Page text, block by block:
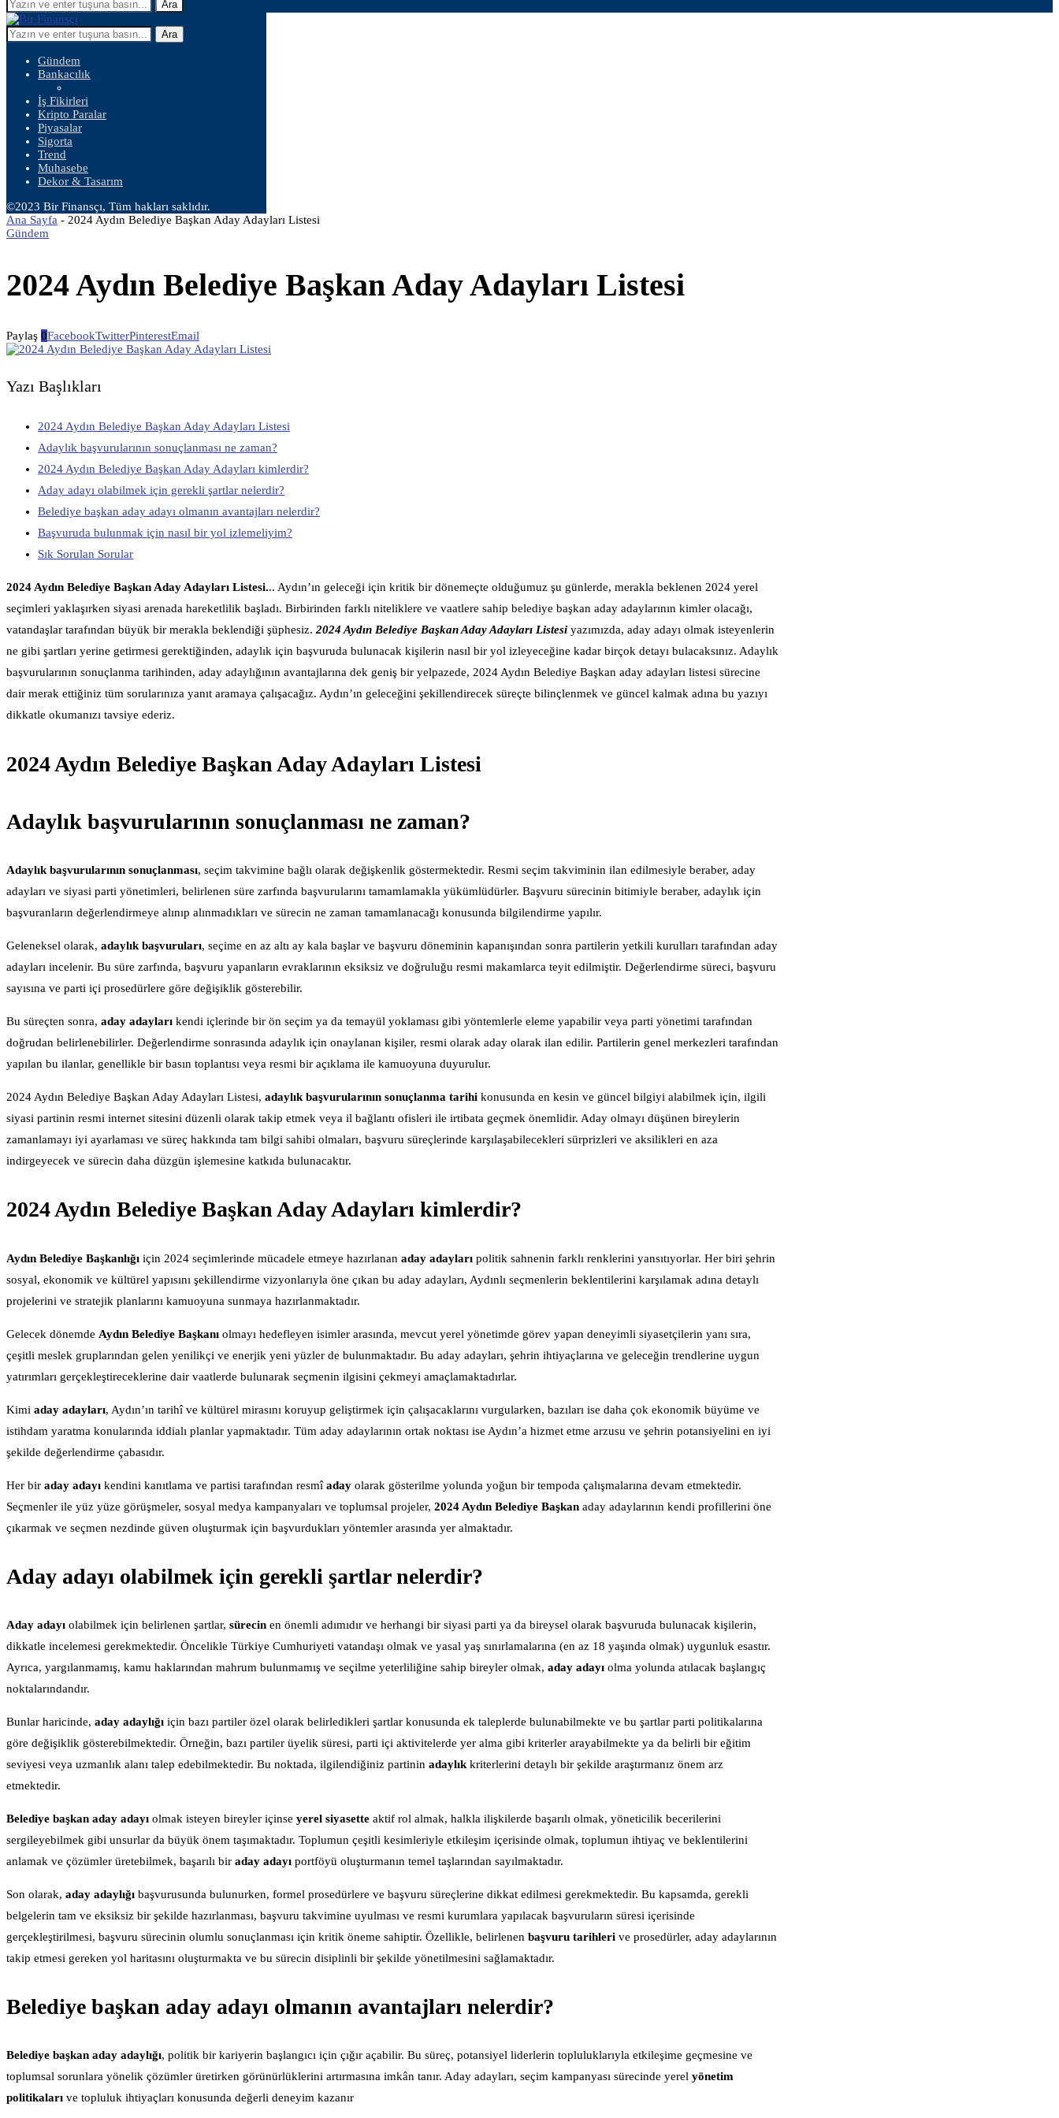
Ara
Ara
Gündem
Bankacılık
İş Fikirleri
Kripto Paralar
Piyasalar
Sigorta
Trend
Muhasebe
Dekor & Tasarım
©2023 Bir Finansçı, Tüm hakları saklıdır.
Ana Sayfa - 2024 Aydın Belediye Başkan Aday Adayları Listesi
Gündem
2024 Aydın Belediye Başkan Aday Adayları Listesi
Paylaş 0FacebookTwitterPinterestEmail
Yazı Başlıkları
2024 Aydın Belediye Başkan Aday Adayları Listesi
Adaylık başvurularının sonuçlanması ne zaman?
2024 Aydın Belediye Başkan Aday Adayları kimlerdir?
Aday adayı olabilmek için gerekli şartlar nelerdir?
Belediye başkan aday adayı olmanın avantajları nelerdir?
Başvuruda bulunmak için nasıl bir yol izlemeliyim?
Sık Sorulan Sorular
2024 Aydın Belediye Başkan Aday Adayları Listesi... Aydın’ın geleceği için kritik bir dönemeçte olduğumuz şu günlerde, merakla beklenen 2024 yerel
seçimleri yaklaşırken siyasi arenada hareketlilik başladı. Birbirinden farklı niteliklere ve vaatlere sahip belediye başkan aday adaylarının kimler olacağı,
vatandaşlar tarafından büyük bir merakla beklendiği şüphesiz.2024 Aydın Belediye Başkan Aday Adayları Listesi yazımızda, aday adayı olmak isteyenlerin
ne gibi şartları yerine getirmesi gerektiğinden, adaylık için başvuruda bulunacak kişilerin nasıl bir yol izleyeceğine kadar birçok detayı bulacaksınız. Adaylık
başvurularının sonuçlanma tarihinden, aday adaylığının avantajlarına dek geniş bir yelpazede, 2024 Aydın Belediye Başkan aday adayları listesi sürecine
dair merak ettiğiniz tüm sorularınıza yanıt aramaya çalışacağız. Aydın’ın geleceğini şekillendirecek süreçte bilinçlenmek ve güncel kalmak adına bu yazıyı
dikkatle okumanızı tavsiye ederiz.
2024 Aydın Belediye Başkan Aday Adayları Listesi
Adaylık başvurularının sonuçlanması ne zaman?
Adaylık başvurularının sonuçlanması, seçim takvimine bağlı olarak değişkenlik göstermektedir. Resmi seçim takviminin ilan edilmesiyle beraber, aday
adayları ve siyasi parti yönetimleri, belirlenen süre zarfında başvurularını tamamlamakla yükümlüdürler. Başvuru sürecinin bitimiyle beraber, adaylık için
başvuranların değerlendirmeye alınıp alınmadıkları ve sürecin ne zaman tamamlanacağı konusunda bilgilendirme yapılır.
Geleneksel olarak, adaylık başvuruları, seçime en az altı ay kala başlar ve başvuru döneminin kapanışından sonra partilerin yetkili kurulları tarafından aday
adayları incelenir. Bu süre zarfında, başvuru yapanların evraklarının eksiksiz ve doğruluğu resmi makamlarca teyit edilmiştir. Değerlendirme süreci, başvuru
sayısına ve parti içi prosedürlere göre değişiklik gösterebilir.
Bu süreçten sonra, aday adayları kendi içlerinde bir ön seçim ya da temayül yoklaması gibi yöntemlerle eleme yapabilir veya parti yönetimi tarafından
doğrudan belirlenebilirler. Değerlendirme sonrasında adaylık için onaylanan kişiler, resmi olarak aday olarak ilan edilir. Partilerin genel merkezleri tarafından
yapılan bu ilanlar, genellikle bir basın toplantısı veya resmi bir açıklama ile kamuoyuna duyurulur.
2024 Aydın Belediye Başkan Aday Adayları Listesi, adaylık başvurularının sonuçlanma tarihi konusunda en kesin ve güncel bilgiyi alabilmek için, ilgili
siyasi partinin resmi internet sitesini düzenli olarak takip etmek veya il bağlantı ofisleri ile irtibata geçmek önemlidir. Aday olmayı düşünen bireylerin
zamanlamayı iyi ayarlaması ve süreç hakkında tam bilgi sahibi olmaları, başvuru süreçlerinde karşılaşabilecekleri sürprizleri ve aksilikleri en aza
indirgeyecek ve sürecin daha düzgün işlemesine katkıda bulunacaktır.
2024 Aydın Belediye Başkan Aday Adayları kimlerdir?
Aydın Belediye Başkanlığı için 2024 seçimlerinde mücadele etmeye hazırlanan aday adayları politik sahnenin farklı renklerini yansıtıyorlar. Her biri şehrin
sosyal, ekonomik ve kültürel yapısını şekillendirme vizyonlarıyla öne çıkan bu aday adayları, Aydınlı seçmenlerin beklentilerini karşılamak adına detaylı
projelerini ve stratejik planlarını kamuoyuna sunmaya hazırlanmaktadır.
Gelecek dönemde Aydın Belediye Başkanı olmayı hedefleyen isimler arasında, mevcut yerel yönetimde görev yapan deneyimli siyasetçilerin yanı sıra,
çeşitli meslek gruplarından gelen yenilikçi ve enerjik yeni yüzler de bulunmaktadır. Bu aday adayları, şehrin ihtiyaçlarına ve geleceğin trendlerine uygun
yatırımları gerçekleştireceklerine dair vaatlerde bulunarak seçmenin ilgisini çekmeyi amaçlamaktadırlar.
Kimi aday adayları, Aydın’ın tarihî ve kültürel mirasını koruyup geliştirmek için çalışacaklarını vurgularken, bazıları ise daha çok ekonomik büyüme ve
istihdam yaratma konularında iddialı planlar yapmaktadır. Tüm aday adaylarının ortak noktası ise Aydın’a hizmet etme arzusu ve şehrin potansiyelini en iyi
şekilde değerlendirme çabasıdır.
Her bir aday adayı kendini kanıtlama ve partisi tarafından resmîaday olarak gösterilme yolunda yoğun bir tempoda çalışmalarına devam etmektedir.
Seçmenler ile yüz yüze görüşmeler, sosyal medya kampanyaları ve toplumsal projeler, 2024 Aydın Belediye Başkan aday adaylarının kendi profillerini öne
çıkarmak ve seçmen nezdinde güven oluşturmak için başvurdukları yöntemler arasında yer almaktadır.
Aday adayı olabilmek için gerekli şartlar nelerdir?
Aday adayı olabilmek için belirlenen şartlar, sürecin en önemli adımıdır ve herhangi bir siyasi parti ya da bireysel olarak başvuruda bulunacak kişilerin,
dikkatle incelemesi gerekmektedir. Öncelikle Türkiye Cumhuriyeti vatandaşı olmak ve yasal yaş sınırlamalarına (en az 18 yaşında olmak) uygunluk esastır.
Ayrıca, yargılanmamış, kamu haklarından mahrum bulunmamış ve seçilme yeterliliğine sahip bireyler olmak, aday adayı olma yolunda atılacak başlangıç
noktalarındandır.
Bunlar haricinde, aday adaylığı için bazı partiler özel olarak belirledikleri şartlar konusunda ek taleplerde bulunabilmekte ve bu şartlar parti politikalarına
göre değişiklik gösterebilmektedir. Örneğin, bazı partiler üyelik süresi, parti içi aktivitelerde yer alma gibi kriterler arayabilmekte ya da belirli bir eğitim
seviyesi veya uzmanlık alanı talep edebilmektedir. Bu noktada, ilgilendiğiniz partinin adaylık kriterlerini detaylı bir şekilde araştırmanız önem arz
etmektedir.
Belediye başkan aday adayı olmak isteyen bireyler içinse yerel siyasette aktif rol almak, halkla ilişkilerde başarılı olmak, yöneticilik becerilerini
sergileyebilmek gibi unsurlar da büyük önem taşımaktadır. Toplumun çeşitli kesimleriyle etkileşim içerisinde olmak, toplumun ihtiyaç ve beklentilerini
anlamak ve çözümler üretebilmek, başarılı bir aday adayı portföyü oluşturmanın temel taşlarından sayılmaktadır.
Son olarak, aday adaylığı başvurusunda bulunurken, formel prosedürlere ve başvuru süreçlerine dikkat edilmesi gerekmektedir. Bu kapsamda, gerekli
belgelerin tam ve eksiksiz bir şekilde hazırlanması, başvuru takvimine uyulması ve resmi kurumlara yapılacak başvuruların süresi içerisinde
gerçekleştirilmesi, başvuru sürecinin olumlu sonuçlanması için kritik öneme sahiptir. Özellikle, belirlenen başvuru tarihleri ve prosedürler, aday adaylarının
takip etmesi gereken yol haritasını oluşturmakta ve bu sürecin disiplinli bir şekilde yönetilmesini sağlamaktadır.
Belediye başkan aday adayı olmanın avantajları nelerdir?
Belediye başkan aday adaylığı, politik bir kariyerin başlangıcı için çığır açabilir. Bu süreç, potansiyel liderlerin topluluklarıyla etkileşime geçmesine ve
toplumsal sorunlara yönelik çözümler üretirken görünürlüklerini artırmasına imkân tanır. Aday adayları, seçim kampanyası sürecinde yerel yönetim
politikaları ve topluluk ihtiyaçları konusunda değerli deneyim kazanır